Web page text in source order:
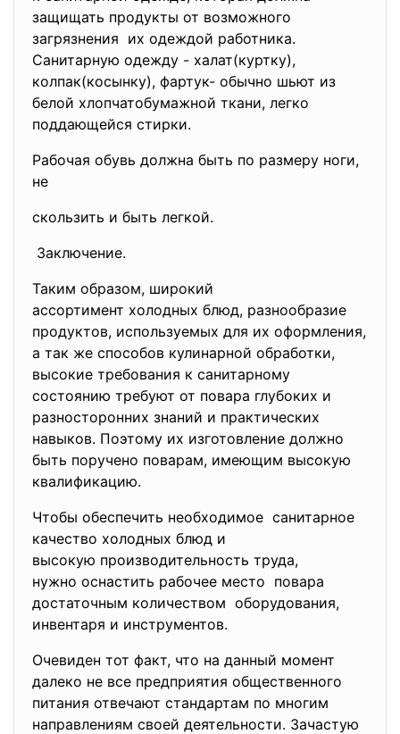
защищать продукты от возможного
загрязнения их одеждой работника.
Санитарную одежду - халат(куртку),
колпак(косынку), фартук- обычно шьют из
белой хлопчатобумажной ткани, легко
поддающейся стирки.
Рабочая обувь должна быть по размеру ноги,
не
скользить и быть легкой.
Заключение.
Таким образом, широкий
ассортимент холодных блюд, разнообразие
продуктов, используемых для их оформления,
а так же способов кулинарной обработки,
высокие требования к санитарному
состоянию требуют от повара глубоких и
разносторонних знаний и практических
навыков. Поэтому их изготовление должно
быть поручено поварам, имеющим высокую
квалификацию.
Чтобы обеспечить необходимое санитарное
качество холодных блюд и
высокую производительность труда,
нужно оснастить рабочее место повара
достаточным количеством оборудования,
инвентаря и инструментов.
Очевиден тот факт, что на данный момент
далеко не все предприятия общественного
питания отвечают стандартам по многим
направлениям своей деятельности. Зачастую